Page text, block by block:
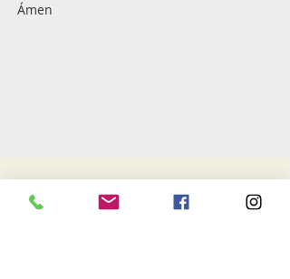
Ámen